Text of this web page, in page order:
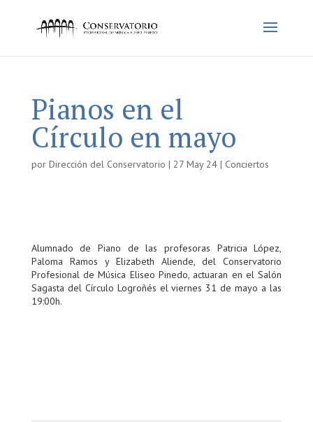
Pianos en el
Círculo en mayo
por Dirección del Conservatorio | 27 May 24| Conciertos
Alumnado de Piano de las profesoras Patricia López,
Paloma Ramos y Elizabeth Aliende, del Conservatorio
Profesional de Música Eliseo Pinedo, actuaran en el Salón
Sagasta del Círculo Logroñés el viernes 31 de mayo a las
19:00h.